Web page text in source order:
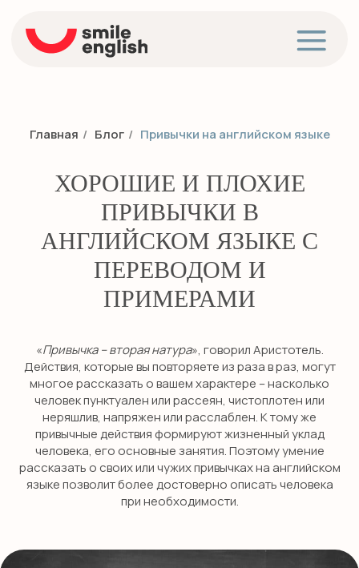
Главная / Блог / Привычки на английском языке
ХОРОШИЕ И ПЛОХИЕ
ПРИВЫЧКИ В
АНГЛИЙСКОМ ЯЗЫКЕ С
ПЕРЕВОДОМ И
ПРИМЕРАМИ
«Привычка – вторая натура», говорил Аристотель.
Действия, которые вы повторяете из раза в раз, могут
многое рассказать о вашем характере – насколько
человек пунктуален или рассеян, чистоплотен или
неряшлив, напряжен или расслаблен. К тому же
привычные действия формируют жизненный уклад
человека, его основные занятия. Поэтому умение
рассказать о своих или чужих привычках на английском
языке позволит более достоверно описать человека
при необходимости.